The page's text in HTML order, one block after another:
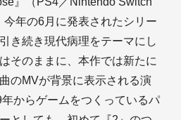
今年の6月に発表されたシリー
き続き現代病理をテーマにし
そのままに、本作では新たに
のMVが背景に表示される演
からゲームをつくっているパ